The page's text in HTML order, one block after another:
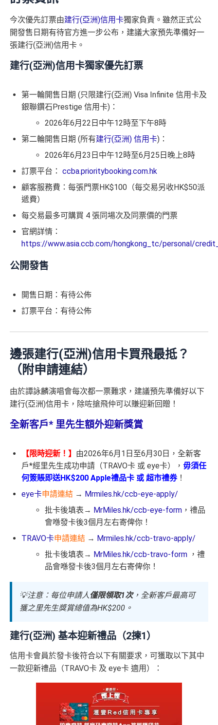
今次優先訂票由建行(亞洲)信用卡獨家負責。雖然正式公
開發售日期有待官方進一步公布，建議大家預先準備好一
張建行(亞洲)信用卡。
建行(亞洲)信用卡獨家優先訂票
第一輪開售日期 (只限建行(亞洲) Visa Infinite 信用卡及
銀聯鑽石Prestige 信用卡)：
2026年6月22日中午12時至下午8時
第二輪開售日期 (所有建行(亞洲) 信用卡)：
2026年6月23日中午12時至6月25日晚上8時
訂票平台： ccba.prioritybooking.com.hk
顧客服務費：每張門票HK$100（每交易另收HK$50派
遞費）
每交易最多可購買 4 張同場次及同票價的門票
官網詳情：
https://www.asia.ccb.com/hongkong_tc/personal/
公開發售
開售日期：有待公佈
訂票平台：有待公佈
邊張建行(亞洲)信用卡買飛最抵？
（附申請連結）
由於譚詠麟演唱會每次都一票難求，建議預先準備好以下
建行(亞洲)信用卡，除咗搶飛仲可以賺迎新回贈！
全新客戶* 里先生額外迎新獎賞
【限時迎新！】 由2026年6月1日至6月30日，全新客
戶*經里先生成功申請（TRAVO卡 或 eye卡）， 毋須任
何簽賬即送HK$200 Apple禮品卡 或 超市禮券！
eye卡申請連結 → Mrmiles.hk/ccb-eye-apply/
批卡後填表→ MrMiles.hk/ccb-eye-form ，禮品
會喺發卡後3個月左右寄俾你！
TRAVO卡申請連結 → Mrmiles.hk/ccb-travo-apply/
批卡後填表→ MrMiles.hk/ccb-travo-form ，禮
品會喺發卡後3個月左右寄俾你！
💡注意：每位申請人僅限領取1次，全新客戶最高可
獲之里先生獎賞總值為HK$200。
建行(亞洲) 基本迎新禮品（2揀1）
信用卡會員於發卡後符合以下有關要求，可獲取以下其中
一款迎新禮品（TRAVO卡 及 eye卡 適用）：